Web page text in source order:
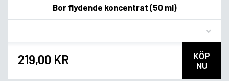
Bor flydende koncentrat (50 ml)
219,00 KR
KÖP
NU